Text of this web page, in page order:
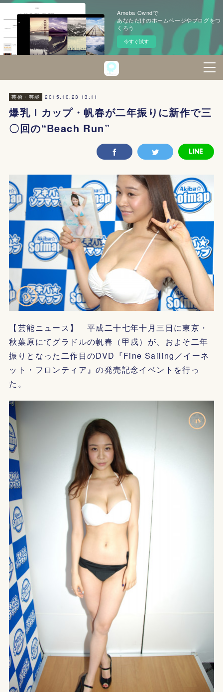
Ameba Owndで
あなただけのホームページやブログをつ
くろう
今すぐ試す
芸術・芸能 2015.10.23 13:11
爆乳Ｉカップ・帆春が二年振りに新作で三
〇回の“Beach Run”
【芸能ニュース】 平成二十七年十月三日に東京・
秋葉原にてグラドルの帆春（甲戌）が、およそ二年
振りとなった二作目のDVD『Fine Sailing／イーネ
ット・フロンティア』の発売記念イベントを行っ
た。